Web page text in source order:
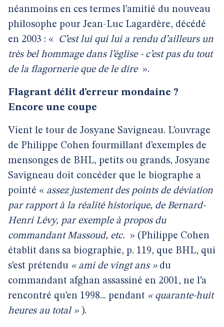
néanmoins en ces termes l’amitié du nouveau
philosophe pour Jean-Luc Lagardère, décédé
en 2003 : « C’est lui qui lui a rendu d’ailleurs un
très bel hommage dans l’église - c’est pas du tout
de la flagornerie que de le dire ».
Flagrant délit d’erreur mondaine ?
Encore une coupe
Vient le tour de Josyane Savigneau. L’ouvrage
de Philippe Cohen fourmillant d’exemples de
mensonges de BHL, petits ou grands, Josyane
Savigneau doit concéder que le biographe a
pointé « assez justement des points de déviation
par rapport à la réalité historique, de Bernard-
Henri Lévy, par exemple à propos du
commandant Massoud, etc. » (Philippe Cohen
établit dans sa biographie, p. 119, que BHL, qui
s’est prétendu « ami de vingt ans » du
commandant afghan assassiné en 2001, ne l’a
rencontré qu’en 1998... pendant « quarante-huit
heures au total » ).